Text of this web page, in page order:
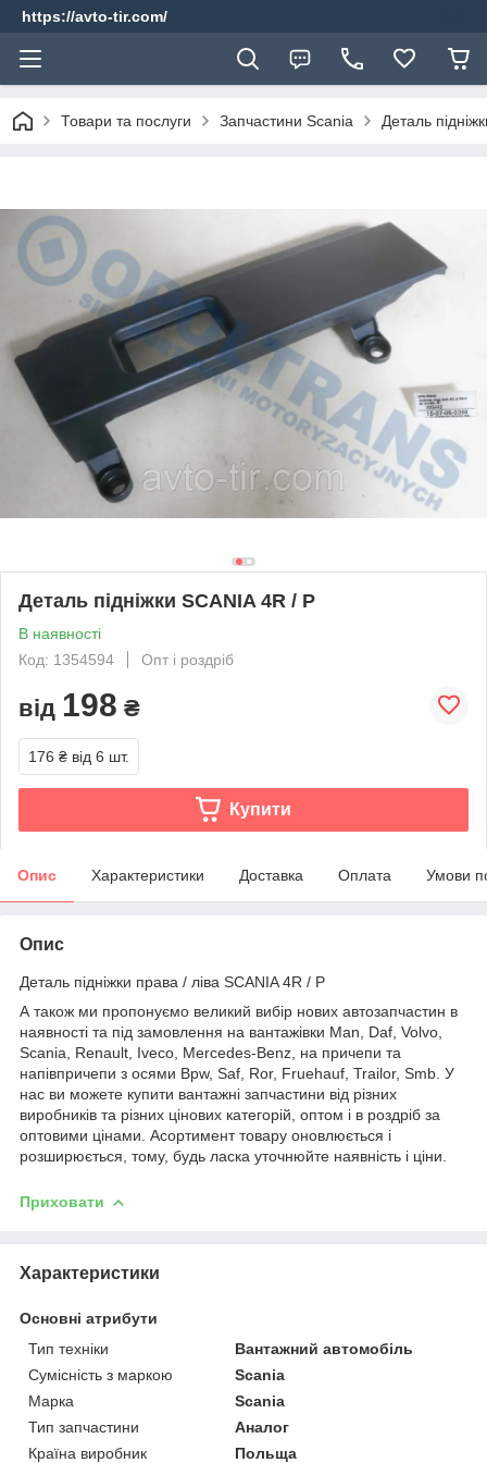
https://avto-tir.com/
Товари та послуги Запчастини Scania Деталь
Деталь підніжки SCANIA 4R / P
В наявності
Код: 1354594
Опт і роздріб
від 198 ₴
176 ₴ від 6 шт.
Купити
Опис Характеристики Доставка Оплата Умови
Опис
Деталь підніжки права / ліва SCANIA 4R / P
А також ми пропонуємо великий вибір нових автозапчастин в
наявності та під замовлення на вантажівки Man, Daf, Volvo,
Scania, Renault, Iveco, Mercedes-Benz, на причепи та
напівпричепи з осями Bpw, Saf, Ror, Fruehauf, Trailor, Smb. У
нас ви можете купити вантажні запчастини від різних
виробників та різних цінових категорій, оптом і в роздріб за
оптовими цінами. Асортимент товару оновлюється і
розширюється, тому, будь ласка уточнюйте наявність і ціни.
Приховати
Характеристики
Основні атрибути
Тип техніки
Вантажний автомобіль
Сумісність з маркою
Scania
Марка
Scania
Тип запчастини
Аналог
Країна виробник
Польща